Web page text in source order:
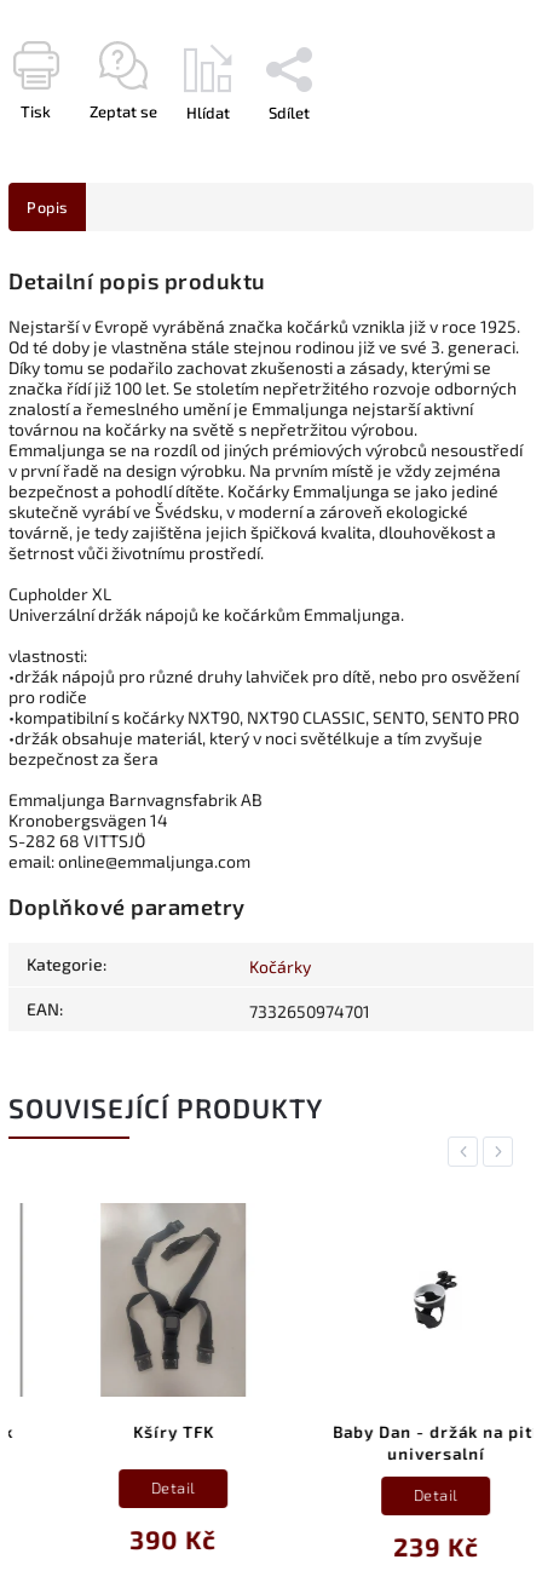
Tisk Zeptat se Hlídat Sdílet
Popis
Detailní popis produktu
Nejstarší v Evropě vyráběná značka kočárků vznikla již v roce 1925.
Od té doby je vlastněna stále stejnou rodinou již ve své 3. generaci.
Díky tomu se podařilo zachovat zkušenosti a zásady, kterými se
značka řídí již 100 let. Se stoletím nepřetržitého rozvoje odborných
znalostí a řemeslného umění je Emmaljunga nejstarší aktivní
továrnou na kočárky na světě s nepřetržitou výrobou.
Emmaljunga se na rozdíl od jiných prémiových výrobců nesoustředí
v první řadě na design výrobku. Na prvním místě je vždy zejména
bezpečnost a pohodlí dítěte. Kočárky Emmaljunga se jako jediné
skutečně vyrábí ve Švédsku, v moderní a zároveň ekologické
továrně, je tedy zajištěna jejich špičková kvalita, dlouhověkost a
šetrnost vůči životnímu prostředí.
Cupholder XL
Univerzální držák nápojů ke kočárkům Emmaljunga.
vlastnosti:
•držák nápojů pro různé druhy lahviček pro dítě, nebo pro osvěžení
pro rodiče
•kompatibilní s kočárky NXT90, NXT90 CLASSIC, SENTO, SENTO PRO
•držák obsahuje materiál, který v noci světélkuje a tím zvyšuje
bezpečnost za šera
Emmaljunga Barnvagnsfabrik AB
Kronobergsvägen 14
S-282 68 VITTSJÖ
email: online@emmaljunga.com
Doplňkové parametry
Kategorie: Kočárky
EAN: 7332650974701
SOUVISEJÍCÍ PRODUKTY
Previous
Kšíry TFK
390 Kč
Detail
Baby Dan - držák na pití
universalní
239 Kč
Detail
Next